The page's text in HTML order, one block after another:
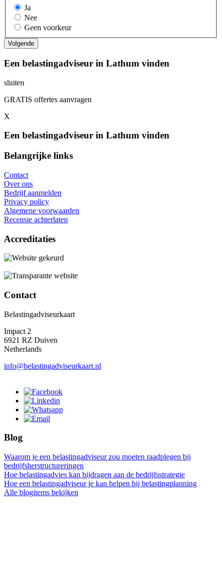
Ja
Nee
Geen voorkeur
Een belastingadviseur in Lathum vinden
sluiten
GRATIS offertes aanvragen
X
Een belastingadviseur in Lathum vinden
Belangrijke links
Contact
Over ons
Bedrijf aanmelden
Privacy policy
Algemene voorwaarden
Recensie achterlaten
Accreditaties
Contact
Belastingadviseurkaart
Impact 2
6921 RZ Duiven
Netherlands
info@belastingadviseurkaart.nl
Blog
Waarom je een belastingadviseur zou moeten raadplegen bij
bedrijfsherstructureringen
Hoe belastingadvies kan bijdragen aan de bedrijfsstrategie
Hoe een belastingadviseur je kan helpen bij belastingplanning
Alle blogitems bekijken